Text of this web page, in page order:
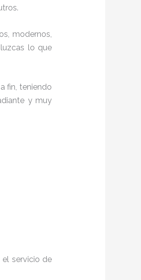
modernos,
lo que
fin, teniendo
y muy
servicio de